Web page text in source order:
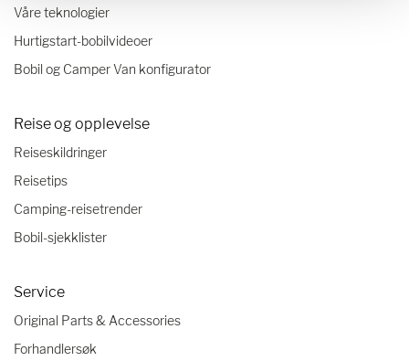
Våre teknologier
Hurtigstart-bobilvideoer
Bobil og Camper Van konfigurator
Reise og opplevelse
Reiseskildringer
Reisetips
Camping-reisetrender
Bobil-sjekklister
Service
Original Parts & Accessories
Forhandlersøk